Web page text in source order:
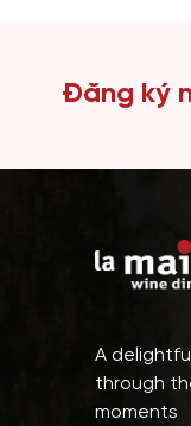
Đăng ký
A
through
moments